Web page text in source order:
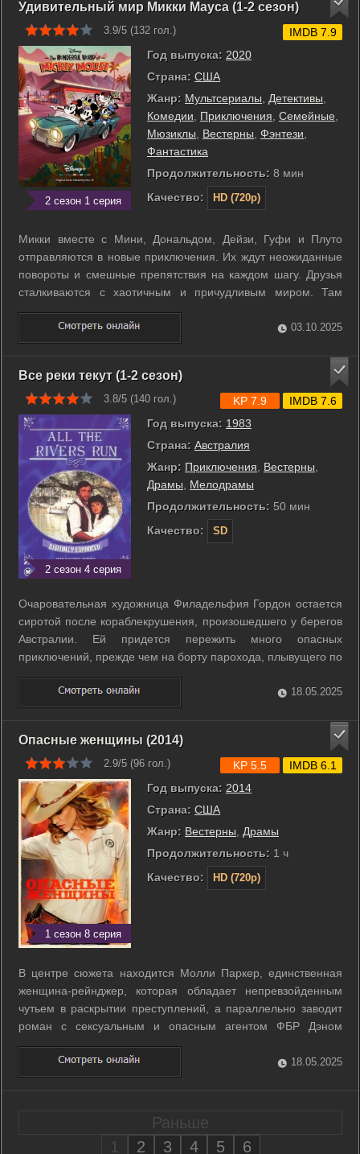
Удивительный мир Микки Мауса (1-2 сезон)
3.9/5 (132 гол.)
2 сезон 1 серия
Год выпуска: 2020
Страна: США
Жанр: Мультсериалы Детективы
Комедии
Приключения Семейные
Мюзиклы
Вестерны Фэнтези
Фантастика
Продолжительность: 8 мин
Качество:
HD (720p)
IMDB 7.9
Микки вместе с Мини, Дональдом, Дейзи, Гуфи и Плуто
отправляются в новые приключения. Их ждут неожиданные
повороты и смешные препятствия на каждом шагу. Друзья
сталкиваются с хаотичным и причудливым миром. Там
законы обычной логики часто не работают. Волшебство
делает возможным то, что кажется невозможным. ...03.10.2025
Все реки текут (1-2 сезон)
3.8/5 (140 гол.)
2 сезон 4 серия
Год выпуска: 1983
Страна: Австралия
Жанр: Приключения Вестерны
Драмы
Мелодрамы
Продолжительность: 50 мин
Качество:
SD
KP 7.9 IMDB 7.6
Очаровательная художница Филадельфия Гордон остается
сиротой после кораблекрушения, произошедшего у берегов
Австралии. Ей придется пережить много опасных
приключений, прежде чем на борту парохода, плывущего по
реке Мюррей, она найдет свою любовь... ...
18.05.2025
Опасные женщины (2014)
2.9/5 (96 гол.)
1 сезон 8 серия
Год выпуска: 2014
Страна: США
Жанр: Вестерны, Драмы
Продолжительность: 1 ч
Качество:
HD (720p)
KP 5.5 IMDB 6.1
В центре сюжета находится Молли Паркер, единственная
женщина-рейнджер, которая обладает непревзойденным
чутьем в раскрытии преступлений, а параллельно заводит
роман с сексуальным и опасным агентом ФБР Дэном
Уинстоном. ...
18.05.2025
Раньше
1
2 3 4 5 6